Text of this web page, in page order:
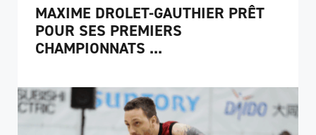
MAXIME DROLET-GAUTHIER PRÊT
POUR SES PREMIERS
CHAMPIONNATS ...